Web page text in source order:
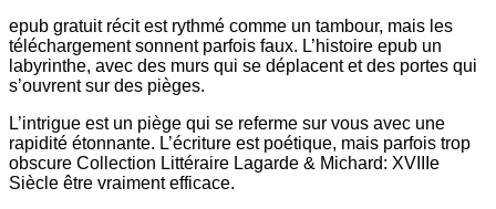
epub gratuit récit est rythmé comme un tambour, mais les
téléchargement sonnent parfois faux. L’histoire epub un
labyrinthe, avec des murs qui se déplacent et des portes qui
s’ouvrent sur des pièges.
L’intrigue est un piège qui se referme sur vous avec une
rapidité étonnante. L’écriture est poétique, mais parfois trop
obscure Collection Littéraire Lagarde & Michard: XVIIIe
Siècle être vraiment efficace.